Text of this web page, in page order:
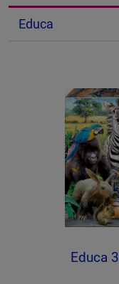
Educa
Educa